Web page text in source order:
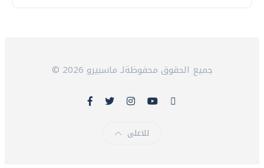
© 2026 جميع الحقوق محفوظةلـ ماسبيرو
للاعلى